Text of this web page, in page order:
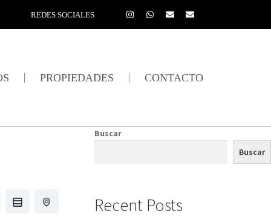
REDES SOCIALES
PROPIEDADES CONTACTO
Buscar
Buscar
Recent Posts